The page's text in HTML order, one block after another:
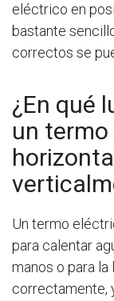
eléctrico en
bastante
correctos se
¿En qué
un
Un termo
para calentar
manos o para
correctamente,